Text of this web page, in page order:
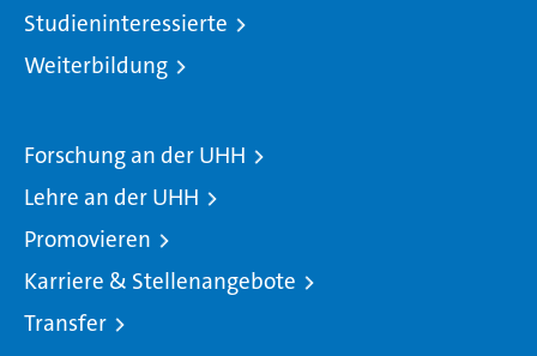
Studieninteressierte
Weiterbildung
Forschung an der UHH
Lehre an der UHH
Promovieren
Karriere & Stellenangebote
Transfer